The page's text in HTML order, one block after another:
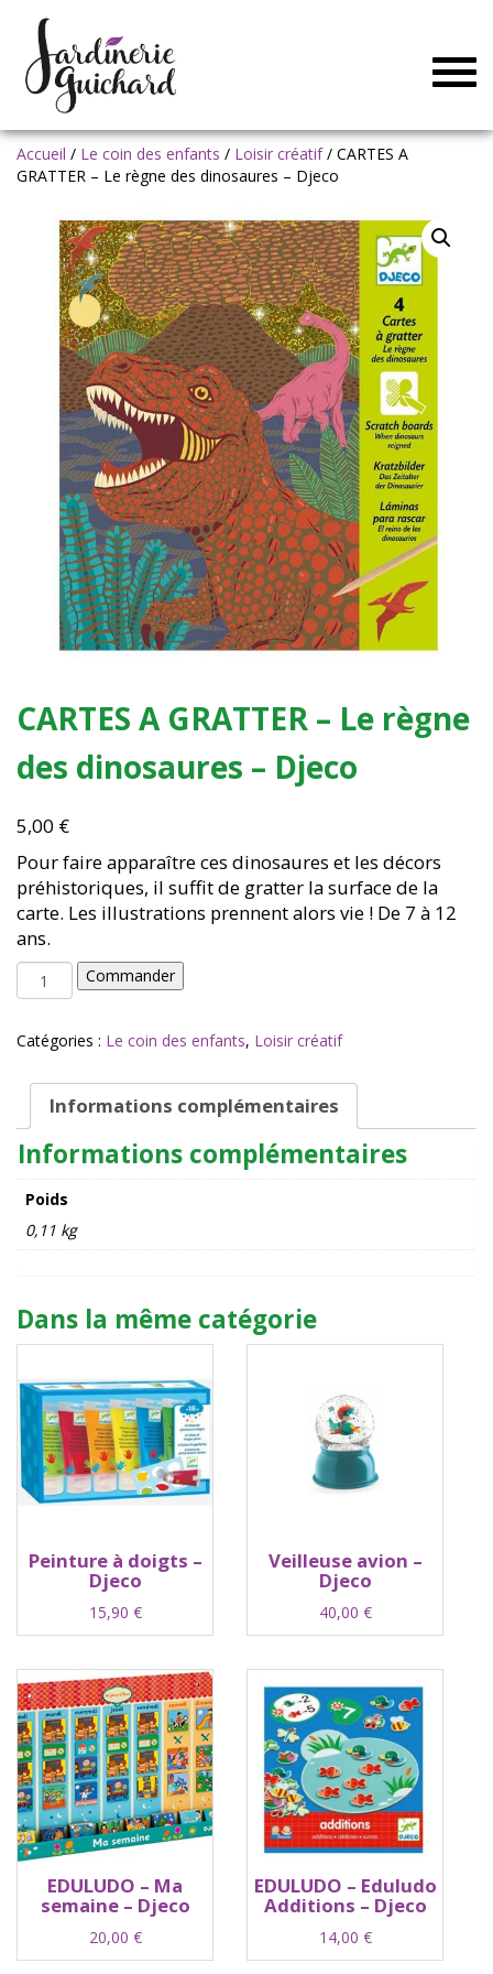
Accueil / Le coin des enfants / Loisir créatif/ CARTES A
GRATTER – Le règne des dinosaures – Djeco
CARTES A GRATTER – Le règne
des dinosaures – Djeco
5,00 €
Pour faire apparaître ces dinosaures et les décors
préhistoriques, il suffit de gratter la surface de la
carte. Les illustrations prennent alors vie ! De 7 à 12
ans.
quantité
de
A
règne
des
dinosaures
Commander
Catégories : Le coin des enfants, Loisir créatif
Informations complémentaires
Informations complémentaires
Poids
0,11 kg
Dans la même catégorie
Peinture à doigts –
Djeco
15,90 €
Veilleuse avion –
Djeco
40,00 €
EDULUDO – Ma
semaine – Djeco
20,00 €
EDULUDO – Eduludo
Additions – Djeco
14,00 €